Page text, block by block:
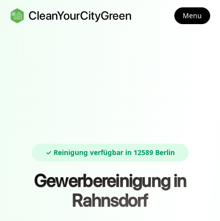
CleanYourCityGreen Menu
✓ Reinigung verfügbar in 12589 Berlin
Gewerbereinigung in
Rahnsdorf